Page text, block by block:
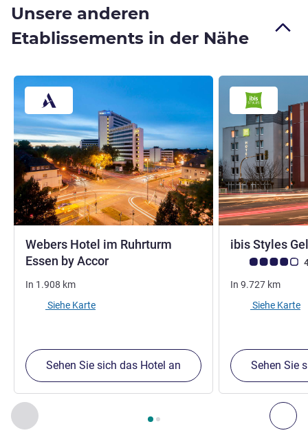
Unsere anderen
Etablissements in der Nähe
Zurück - Unsere anderen Etablissements in der Nähe
Seite , Unsere anderen Etablissements in der Nähe
Webers Hotel im Ruhrturm
Essen by Accor
In 1.908 km
Siehe Karte
Sehen Sie sich das Hotel an
ibis Styles
Note
In 9.727 km
Siehe Karte
Sehen Sie